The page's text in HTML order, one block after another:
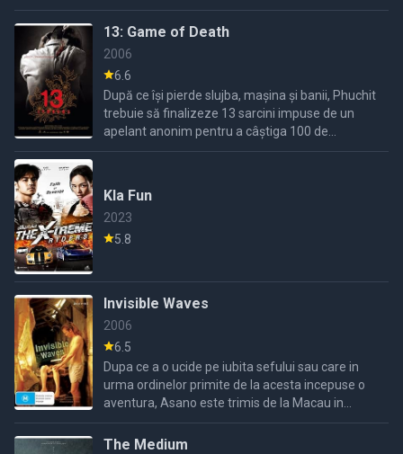
ascunde, un spital bântuit și actori care
interpretează fantome.
13: Game of Death
2006
6.6
După ce își pierde slujba, mașina și banii, Phuchit
trebuie să finalizeze 13 sarcini impuse de un
apelant anonim pentru a câștiga 100 de
milioane de baht thailandezi.
Kla Fun
2023
5.8
Invisible Waves
2006
6.5
Dupa ce a o ucide pe iubita sefului sau care in
urma ordinelor primite de la acesta incepuse o
aventura, Asano este trimis de la Macau in
Thailanda, intr-o incercare de a scapa de
consecintele crimei
The Medium